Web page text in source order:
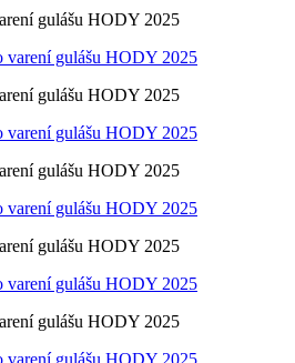
gulášu HODY 2025
gulášu HODY 2025
gulášu HODY 2025
gulášu HODY 2025
gulášu HODY 2025